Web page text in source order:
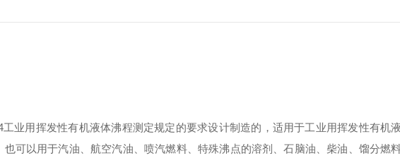
业用挥发性有机液体沸程测定规定的要求设计制造的，适用于工业用挥发性有机液
可以用于汽油、航空汽油、喷汽燃料、特殊沸点的溶剂、石脑油、柴油、馏分燃